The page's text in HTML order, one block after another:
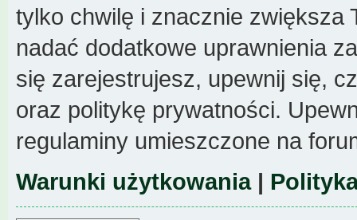
tylko chwilę i znacznie zwiększa
nadać dodatkowe uprawnienia
się zarejestrujesz, upewnij się,
oraz politykę prywatności.
regulaminy umieszczone na
Warunki użytkowania|